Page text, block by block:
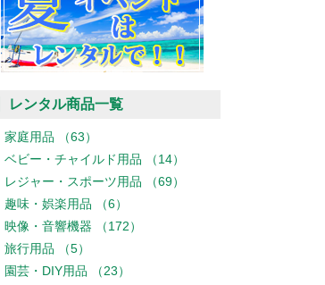
レンタル商品一覧
家庭用品 （63）
ベビー・チャイルド用品 （14）
レジャー・スポーツ用品 （69）
趣味・娯楽用品 （6）
映像・音響機器 （172）
旅行用品 （5）
園芸・DIY用品 （23）